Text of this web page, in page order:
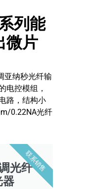
列能
微片
亚纳秒光纤输
电控模组，
路，结构小
0.22NA光纤
光纤
器
联系销售